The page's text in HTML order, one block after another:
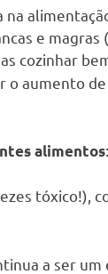
e magras
cozinhar
aumento
alimentos:
tóxico!),
a ser